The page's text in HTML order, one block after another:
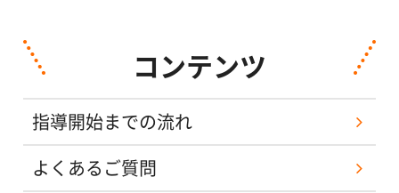
コンテンツ
指導開始までの流れ
よくあるご質問